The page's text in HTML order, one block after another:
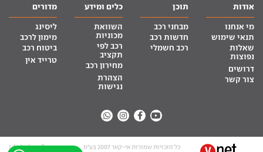
אודות
מי אנחנו
תנאי שימוש
שאלות
נפוצות
דרושים
צור קשר
תוכן
מבחני רכב
חדשות רכב
רכב חשמלי
כלים ומידע
השוואת
מכוניות
רכב לפי
תקציב
מחירון רכב
הצהרת
נגישות
מדורים
ליסינג
מימון לרכב
ביטוח רכב
טרייד אין
כל הזכויות שמורות אי-קאר 2007 בע”מ site by tq.soft